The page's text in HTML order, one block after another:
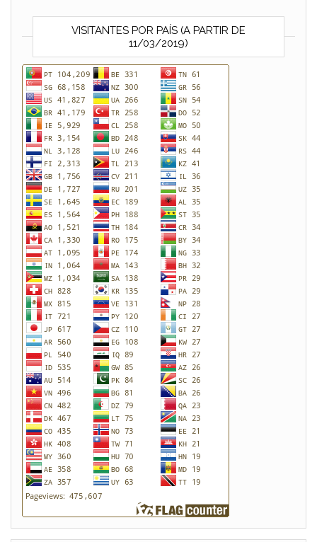
VISITANTES POR PAÍS (A PARTIR DE
11/03/2019)